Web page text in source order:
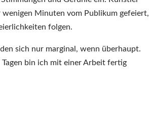
Minuten vom Publikum gefeiert,
folgen.
sich nur marginal, wenn überhaupt.
bin ich mit einer Arbeit fertig